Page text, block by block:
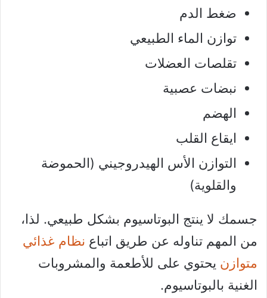
ضغط الدم
توازن الماء الطبيعي
تقلصات العضلات
نبضات عصبية
الهضم
ايقاع القلب
التوازن الأس الهيدروجيني (الحموضة
والقلوية)
جسمك لا ينتج البوتاسيوم بشكل طبيعي. لذا،
من المهم تناوله عن طريق اتباع نظام غذائي
متوازن يحتوي على للأطعمة والمشروبات
الغنية بالبوتاسيوم.